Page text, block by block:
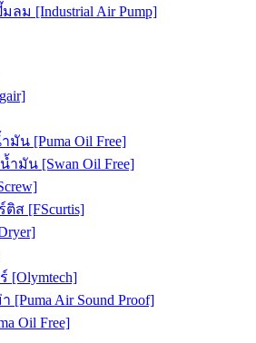
ม [Industrial Air Pump]
น [Puma Oil Free]
มัน [Swan Oil Free]
ส [FScurtis]
[Olymtech]
Air Sound Proof]
Oil Free]